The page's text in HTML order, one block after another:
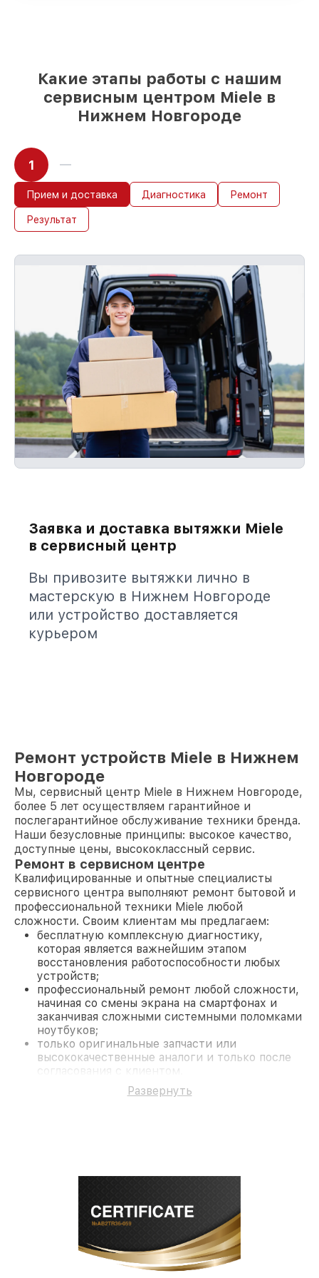
Какие этапы работы с нашим
сервисным центром Miele в
Нижнем Новгороде
1
Прием и доставка Диагностика Ремонт
Результат
Заявка и доставка вытяжки Miele
в сервисный центр
Вы привозите вытяжки лично в
мастерскую в Нижнем Новгороде
или устройство доставляется
курьером
Ремонт устройств Miele в Нижнем
Новгороде
Мы, сервисный центр Miele в Нижнем Новгороде,
более 5 лет осуществляем гарантийное и
послегарантийное обслуживание техники бренда.
Наши безусловные принципы: высокое качество,
доступные цены, высококлассный сервис.
Ремонт в сервисном центре
Квалифицированные и опытные специалисты
сервисного центра выполняют ремонт бытовой и
профессиональной техники Miele любой
сложности. Своим клиентам мы предлагаем:
бесплатную комплексную диагностику,
которая является важнейшим этапом
восстановления работоспособности любых
устройств;
профессиональный ремонт любой сложности,
начиная со смены экрана на смартфонах и
заканчивая сложными системными поломками
ноутбуков;
только оригинальные запчасти или
высококачественные аналоги и только после
согласования с клиентом.
На все работы и замененные комплектующие
предоставляется длительная гарантия. В случае
современное оборудование и
лицензированное ПО в ремонтно-
диагностических мастерских;
собственный склад комплектующих, что
позволяет сократить сроки
Развернуть